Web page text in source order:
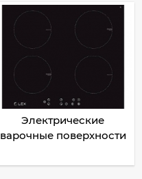
Электрические
варочные поверхности